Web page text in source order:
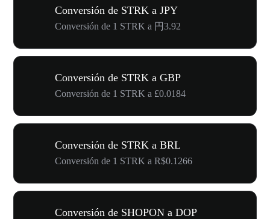
Conversión de STRK a JPY
Conversión de 1 STRK a 円3.92
Conversión de STRK a GBP
Conversión de 1 STRK a £0.0184
Conversión de STRK a BRL
Conversión de 1 STRK a R$0.1266
Conversión de SHOPON a DOP